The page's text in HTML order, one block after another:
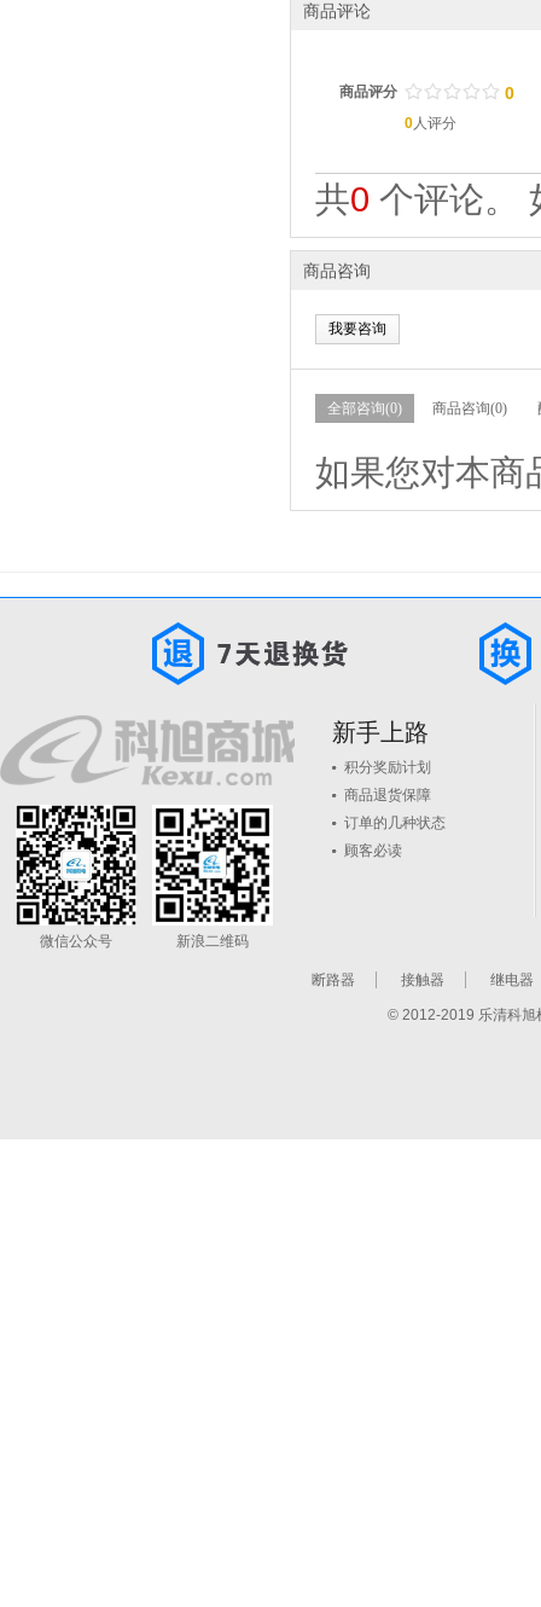
商品评论
商品评分 / / / / /
. . . . . 0
0人评分
共0 个评论。
商品咨询
我要咨询
全部咨询(0) 商品咨询(0)
如果您对本商
微信公众号 新浪二维码
新手上路
积分奖励计划
商品退货保障
订单的几种状态
顾客必读
断路器 接触器 继电器
© 2012-2019 乐清科旭